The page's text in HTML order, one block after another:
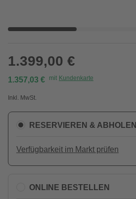
1.399,00 €
1.357,03 € mit Kundenkarte
Inkl. MwSt.
RESERVIEREN & ABHOLEN
Verfügbarkeit im Markt prüfen
ONLINE BESTELLEN